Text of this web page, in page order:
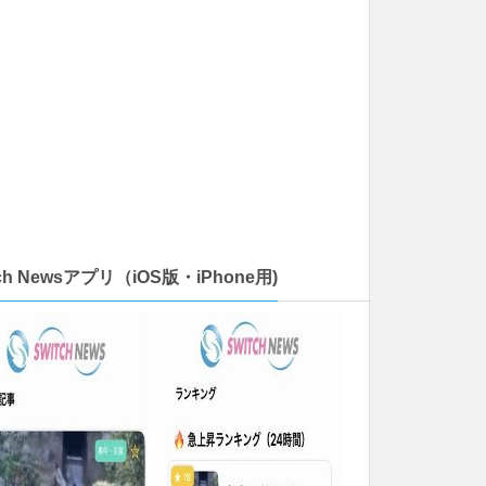
Newsアプリ（iOS版・iPhone用)